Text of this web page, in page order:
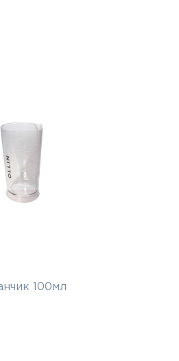
100мл